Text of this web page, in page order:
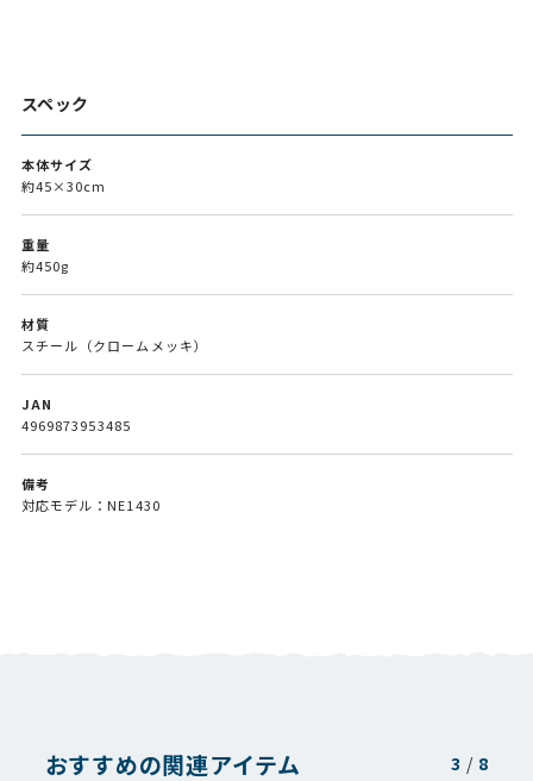
スペック
本体サイズ
約45×30cm
重量
約450g
材質
スチール（クロームメッキ）
JAN
4969873953485
備考
対応モデル：NE1430
おすすめの関連アイテム 3 / 8